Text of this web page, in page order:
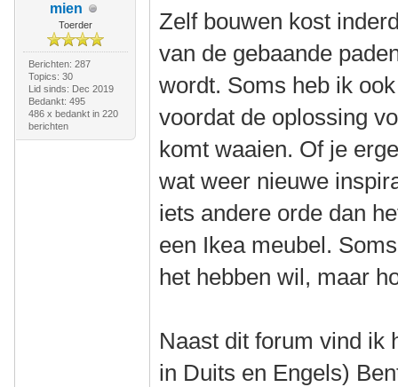
mien
Toerder
Berichten: 287
Topics: 30
Lid sinds: Dec 2019
Bedankt: 495
486 x bedankt in 220
berichten
Zelf bouwen kost
van de gebaande
wordt. Soms heb ik
voordat de oplossing
komt waaien. Of je
wat weer nieuwe
iets andere orde dan
een Ikea meubel.
het hebben wil, maar
Naast dit forum vind ik
in Duits en Engels)